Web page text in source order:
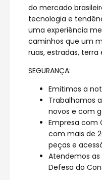
do mercado
tecnologia e
uma experiência
caminhos que um
ruas, estradas, terra
SEGURANÇA:
Emitimos a
Trabalhamos
novos e com
Empresa com
com mais de
peças e
Atendemos
Defesa do